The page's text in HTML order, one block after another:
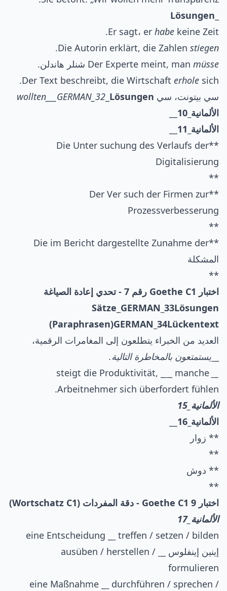
Lösungen
Er sagt، er habe keine Zeit.
Die Autorin erklärt, die Zahlen stiegen
.
Der Experte meint, man müsse
شنلر هاندلن.
Der Text beschreibt, die Wirtschaft erhole sich.
سي بيتونت، سي
wollten___GERMAN_32 Lösungen
الألمانية_10
الألمانية_11
**Die Unter suchung des Verlaufs der
Digitalisierung
**
**Der Ver such der Firmen zur
Prozessverbesserung
**
**Die im Bericht dargestellte Zunahme der
المشكلة
**
اختبار Goethe C1 رقم 7 - تحدي إعادة الصياغة
Sätze GERMAN_33Lösungen
(Paraphrasen)GERMAN_34Lückentext
العديد من الخبراء يتطلعون إلى المغامرات الرقمية،
يستمتعون بالمخاطرة التالية.
_ manche
Arbeitnehmer sich überfordert fühlen.
الألمانية_15
الألمانية_16
** زوار
**
** دوش
**
اختبار Goethe C1 9 - دقة المفردات (Wortschatz C1)
الألمانية_17
eine Entscheidung _
treffen / setzen / bilden
إينين إينفلوس _
ausüben / herstellen /
formulieren
eine Maßnahme _
durchführen / sprechen /